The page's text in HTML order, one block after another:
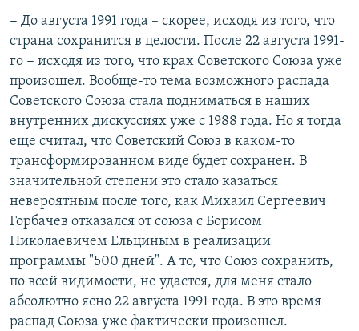
− До августа 1991 года – скорее, исходя из того, что
страна сохранится в целости. После 22 августа 1991-
го − исходя из того, что крах Советского Союза уже
произошел. Вообще-то тема возможного распада
Советского Союза стала подниматься в наших
внутренних дискуссиях уже с 1988 года. Но я тогда
еще считал, что Советский Союз в каком-то
трансформированном виде будет сохранен. В
значительной степени это стало казаться
невероятным после того, как Михаил Сергеевич
Горбачев отказался от союза с Борисом
Николаевичем Ельциным в реализации
программы "500 дней". А то, что Союз сохранить,
по всей видимости, не удастся, для меня стало
абсолютно ясно 22 августа 1991 года. В это время
распад Союза уже фактически произошел.